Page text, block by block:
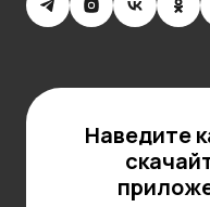
Наведите